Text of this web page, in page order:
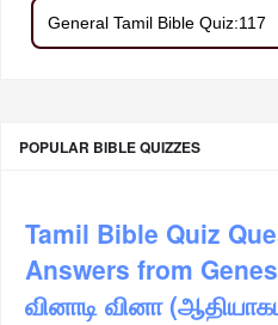
General Tamil Bible Quiz:117
POPULAR BIBLE QUIZZES
Tamil Bible Quiz
Answers from
வினாடி வினா